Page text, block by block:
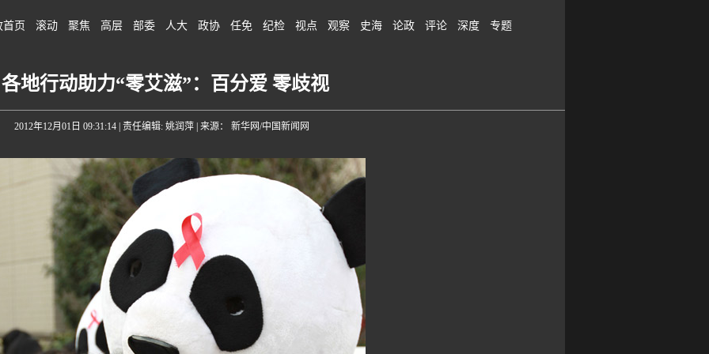
页 滚动 聚焦 高层 部委 人大 政协 任免 纪检 视点 观察 史海 论政 评论 深度 专题
各地行动助力“零艾滋”：百分爱 零歧视
2012年12月01日 09:31:14 | 责任编辑: 姚润萍 | 来源： 新华网/中国新闻网